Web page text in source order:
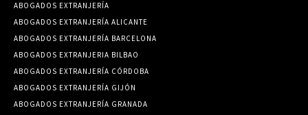
ABOGADOS EXTRANJERÍA
ABOGADOS EXTRANJERÍA ALICANTE
ABOGADOS EXTRANJERÍA BARCELONA
ABOGADOS EXTRANJERIA BILBAO
ABOGADOS EXTRANJERÍA CÓRDOBA
ABOGADOS EXTRANJERÍA GIJÓN
ABOGADOS EXTRANJERÍA GRANADA